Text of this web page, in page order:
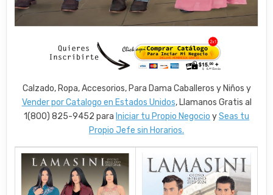
Calzado, Ropa, Accesorios, Para Dama Caballeros y Niños y
Vender por Catalogo en Estados Unidos, Llamanos Gratis al
1(800) 825-9452 para Iniciar tu Propio Negocio ySeas tu
Propio Jefe sin Horarios.